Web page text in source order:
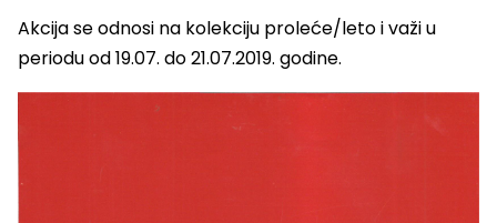
Akcija se odnosi na kolekciju proleće/leto i važi u
periodu od 19.07. do 21.07.2019. godine.